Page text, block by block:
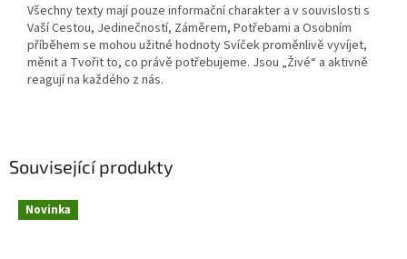
Související produkty
Novinka
Všechny texty mají pouze informační charakter a v souvislosti s
Vaší Cestou, Jedinečností, Záměrem, Potřebami a Osobním
příběhem se mohou užitné hodnoty Svíček proměnlivě vyvíjet,
měnit a Tvořit to, co právě potřebujeme. Jsou „Živé“ a aktivně
reagují na každého z nás.